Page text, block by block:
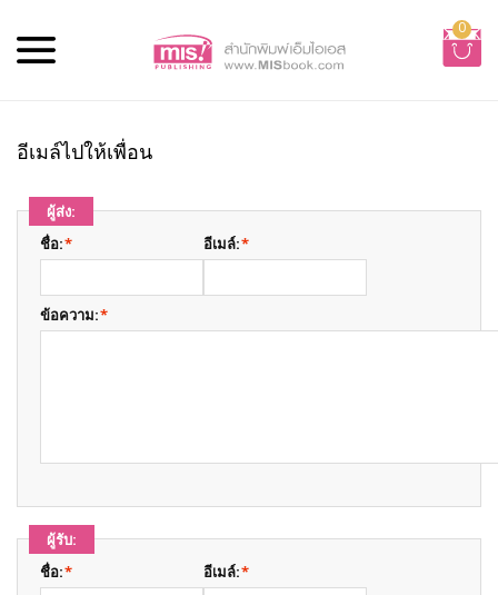
0
อีเมล์ไปให้เพื่อน
ผู้ส่ง:
*
ชื่อ: *
อีเมล์:
*
ข้อความ:
ผู้รับ:
*
ชื่อ: *
อีเมล์: